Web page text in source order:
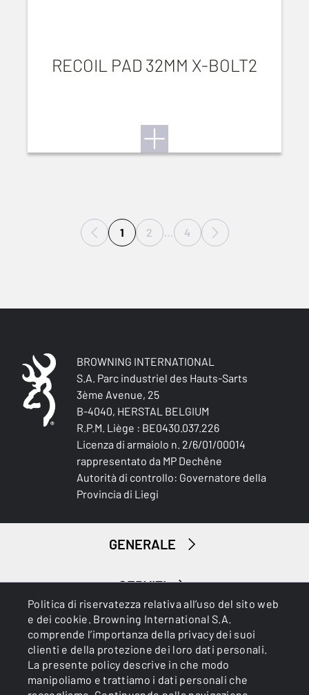
Politica di riservatezza relativa all’uso del sito web
e dei cookie. Browning International S.A.
comprende l’importanza della privacy dei suoi
clienti e della protezione dei loro dati personali.
La presente policy descrive in che modo
manipoliamo e trattiamo i dati personali che
RECOIL PAD 32MM X-BOLT2
1 2 … 4
BROWNING INTERNATIONAL
S.A. Parc industriel des Hauts-Sarts
3ème Avenue, 25
B-4040, HERSTAL BELGIUM
R.P.M. Liège : BE0430.037.226
Licenza di armaiolo n. 2/6/01/00014
rappresentato da MP Dechêne
Autorità di controllo: Governatore della
Provincia di Liegi
GENERALE
SERVIZI